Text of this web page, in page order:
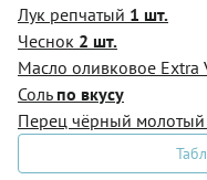
Лук репчатый 1 шт.
Чеснок 2 шт.
Масло оливковое Extra
Соль по вкусу
Перец чёрный молотый